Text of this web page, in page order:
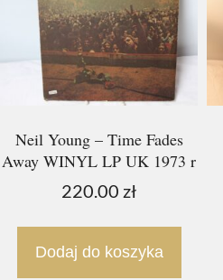
Neil Young – Time Fades
Away WINYL LP UK 1973 r
220.00 zł
Dodaj do koszyka